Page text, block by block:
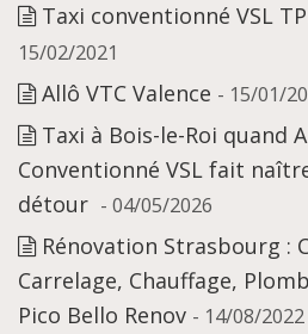
Taxi conventionné VSL
15/02/2021
Allô VTC Valence - 15/01/
Taxi à Bois-le-Roi quand
Conventionné VSL fait
détour - 04/05/2026
Rénovation Strasbourg :
Carrelage, Chauffage,
Pico Bello Renov - 14/08/2022